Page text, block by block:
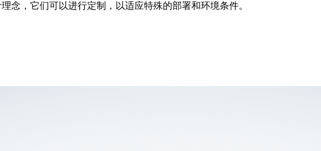
念，它们可以进行定制，以适应特殊的部署和环境条件。